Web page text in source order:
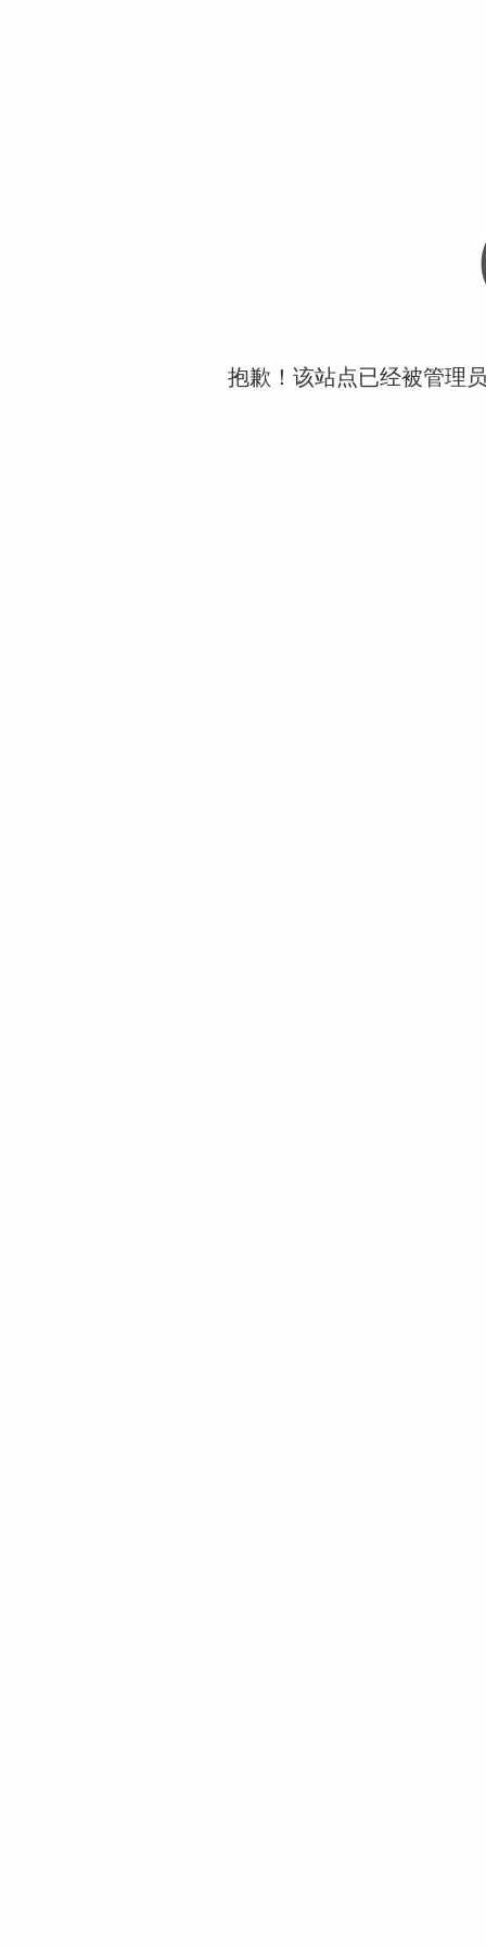
抱歉！该站点已经被管理